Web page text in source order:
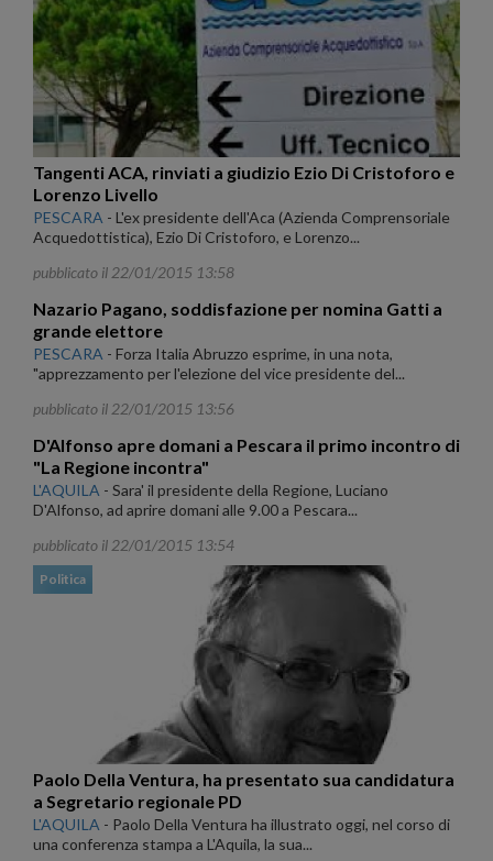
Tangenti ACA, rinviati a giudizio Ezio Di Cristoforo e
Lorenzo Livello
PESCARA - L'ex presidente dell'Aca (Azienda Comprensoriale
Acquedottistica), Ezio Di Cristoforo, e Lorenzo...
pubblicato il 22/01/2015 13:58
Nazario Pagano, soddisfazione per nomina Gatti a
grande elettore
PESCARA - Forza Italia Abruzzo esprime, in una nota,
"apprezzamento per l'elezione del vice presidente del...
pubblicato il 22/01/2015 13:56
D'Alfonso apre domani a Pescara il primo incontro di
"La Regione incontra"
L'AQUILA - Sara' il presidente della Regione, Luciano
D'Alfonso, ad aprire domani alle 9.00 a Pescara...
pubblicato il 22/01/2015 13:54
Politica
Paolo Della Ventura, ha presentato sua candidatura
a Segretario regionale PD
L'AQUILA - Paolo Della Ventura ha illustrato oggi, nel corso di
una conferenza stampa a L'Aquila, la sua...